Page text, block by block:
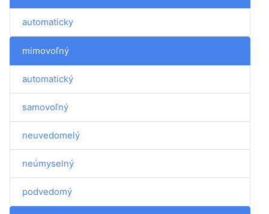
automaticky
mimovoľný
automatický
samovoľný
neuvedomelý
neúmyselný
podvedomý